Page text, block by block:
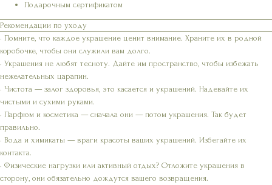
Подарочным сертификатом
Рекомендации по уходу
• Помните, что каждое украшение ценит внимание. Храните их в родной
коробочке, чтобы они служили вам долго.
• Украшения не любят тесноту. Дайте им пространство, чтобы избежать
нежелательных царапин.
• Чистота — залог здоровья, это касается и украшений. Надевайте их
чистыми и сухими руками.
• Парфюм и косметика — сначала они — потом украшения. Так будет
правильно.
• Вода и химикаты — враги красоты ваших украшений. Избегайте их
контакта.
• Физические нагрузки или активный отдых? Отложите украшения в
сторону, они обязательно дождутся вашего возвращения.